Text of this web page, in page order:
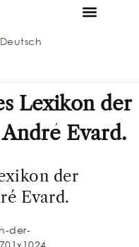
Lexikon der
Evard.
der
Evard.